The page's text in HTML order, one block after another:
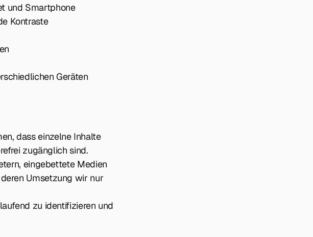
und Smartphone
Kontraste
Geräten
dass einzelne Inhalte
zugänglich sind.
eingebettete Medien
Umsetzung wir nur
zu identifizieren und